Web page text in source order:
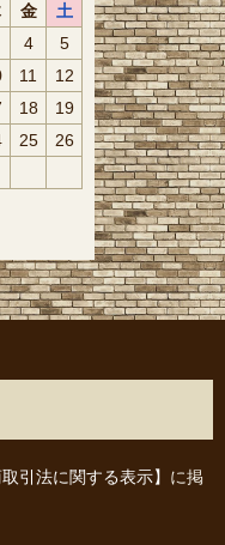
金
土
4
5
11
12
18
19
25
26
取引法に関する表示】 に掲